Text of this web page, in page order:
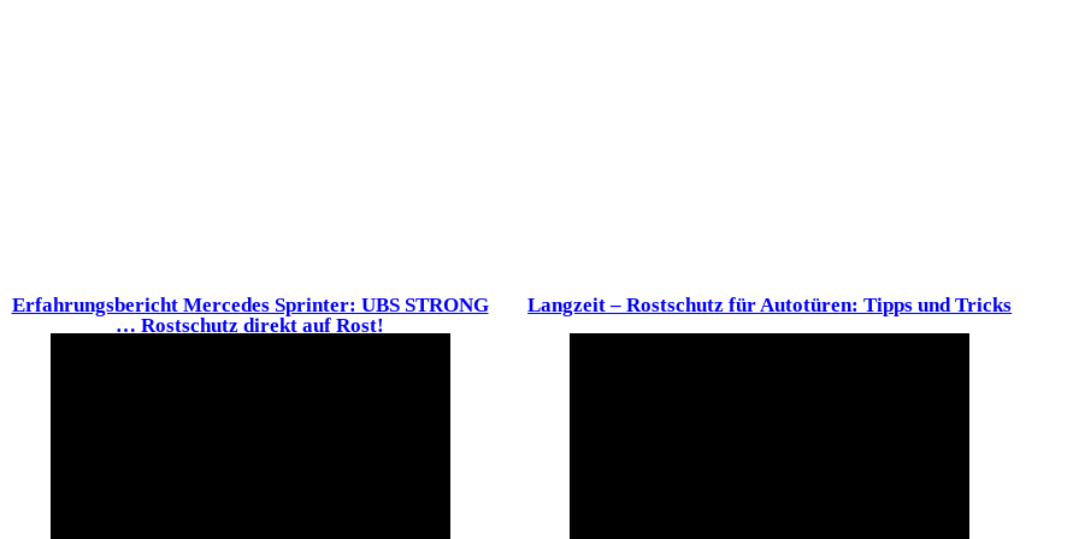
Erfahrungsbericht Mercedes Sprinter: UBS STRONG
… Rostschutz direkt auf Rost!
Langzeit – Rostschutz für Autotüren: Tipps und Tricks